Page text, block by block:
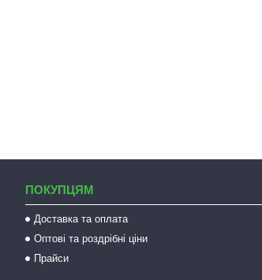
ПОКУПЦЯМ
Доставка та оплата
Оптові та роздрібні ціни
Прайси